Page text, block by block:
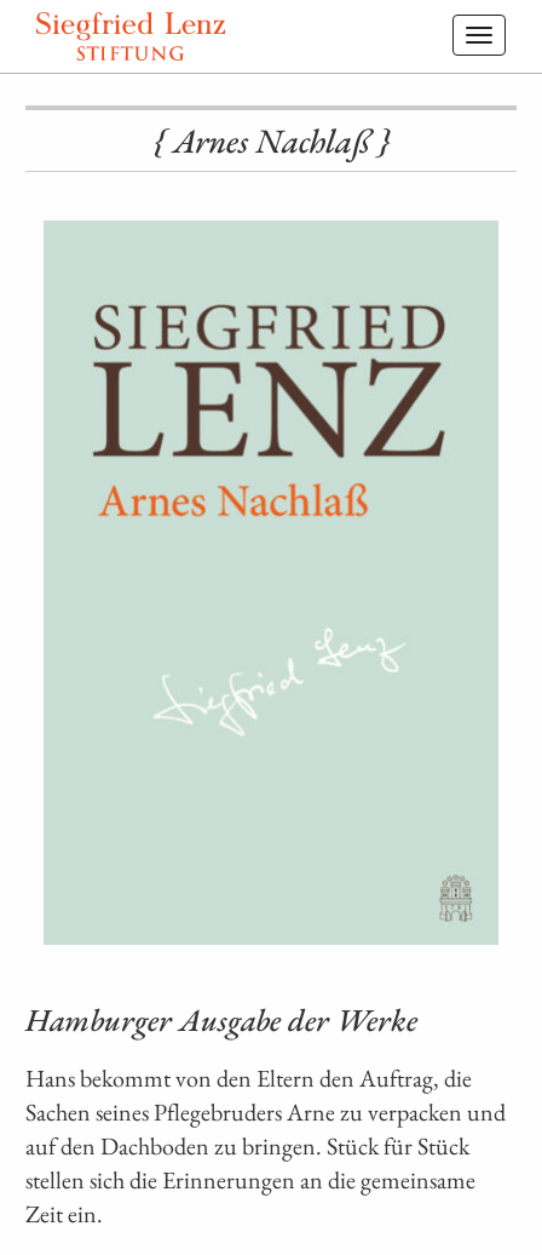
{ Arnes Nachlaß }
Hamburger Ausgabe der Werke
Hans bekommt von den Eltern den Auftrag, die
Sachen seines Pflegebruders Arne zu verpacken und
auf den Dachboden zu bringen. Stück für Stück
stellen sich die Erinnerungen an die gemeinsame
Zeit ein.